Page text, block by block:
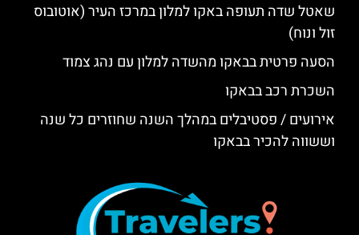
שאטל שדה תעופה באקו למלון במרכז העיר (אוטובוס
זול ונוח)
הסעה פרטית בבאקו מהשדה למלון עם נהג צמוד
השכרת רכב בבאקו
אירועים / פסטיבלים במהלך השנה שחוזרים כל שנה
וששווה להכיר בבאקו